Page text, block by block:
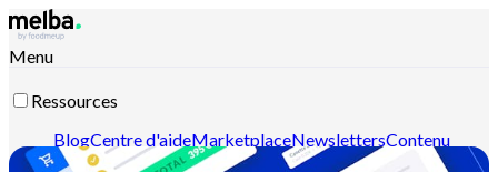
Menu
Ressources
BlogCentre d'aideMarketplaceNewslettersContenu
intelligentDocumentation APIDocumentation MCP